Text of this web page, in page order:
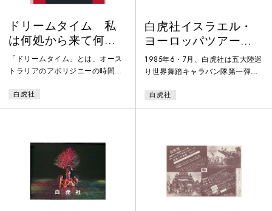
ドリームタイム 私
は何処から来て何処
へ行くのか
「ドリームタイム」とは、オース
トラリアのアボリジニーの時間感
存在する神話的時間の流れ。この
公演では、"私は何処から来て何処
の間など、様々な境界線上にある
ものをテーマに、古代的なもの、
現代的なもの、未来的なものの時
間が層を成して流れている様を多
様な作品群の集合体として実験的
白虎社
白虎社イスラエル・
ヨーロッパツアード
キュメント
1985年6・7月、白虎社は五大陸巡
り世界舞踏キャラバン隊第一弾と
エル・ヨーロッパツアーに出た。
イスラエル、西ドイツ、スイス、
回上演、約20,000人の観客を動員
した。本映像はそのツアー記録。
公演映像の一部の他、リハーサル
や楽屋の風景、各地の街に繰り出
して計36カ所で行った路上デモン
白虎社